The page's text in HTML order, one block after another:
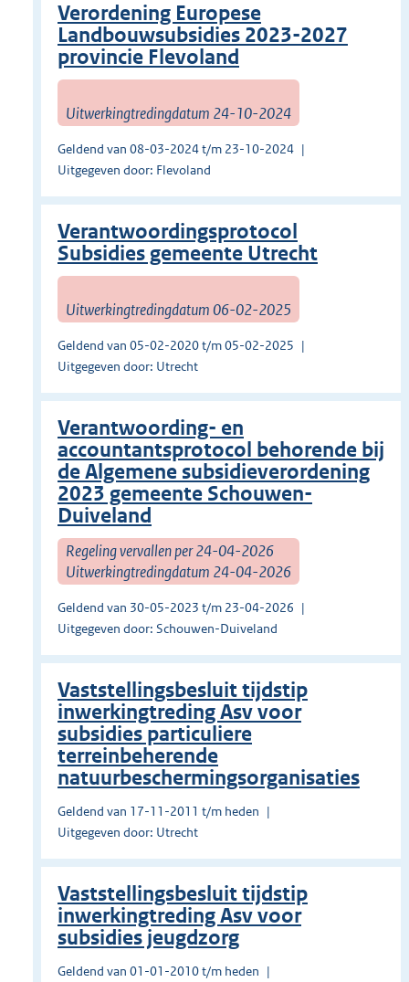
Verordening Europese
Landbouwsubsidies 2023-2027
provincie Flevoland
Uitwerkingtredingdatum 24-10-2024
Geldend van 08-03-2024 t/m 23-10-2024
Uitgegeven door: Flevoland
Verantwoordingsprotocol
Subsidies gemeente Utrecht
Uitwerkingtredingdatum 06-02-2025
Geldend van 05-02-2020 t/m 05-02-2025
Uitgegeven door: Utrecht
Verantwoording- en
accountantsprotocol behorende bij
de Algemene subsidieverordening
2023 gemeente Schouwen-
Duiveland
Regeling vervallen per 24-04-2026
Uitwerkingtredingdatum 24-04-2026
Geldend van 30-05-2023 t/m 23-04-2026
Uitgegeven door: Schouwen-Duiveland
Vaststellingsbesluit tijdstip
inwerkingtreding Asv voor
subsidies particuliere
terreinbeherende
natuurbeschermingsorganisaties
Geldend van 17-11-2011 t/m heden
Uitgegeven door: Utrecht
Vaststellingsbesluit tijdstip
inwerkingtreding Asv voor
subsidies jeugdzorg
Geldend van 01-01-2010 t/m heden